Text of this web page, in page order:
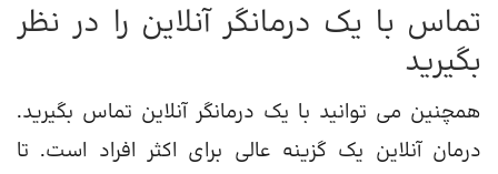
تماس با یک درمانگر آنلاین را در نظر
بگیرید
همچنین می توانید با یک درمانگر آنلاین تماس بگیرید.
درمان آنلاین یک گزینه عالی برای اکثر افراد است. تا